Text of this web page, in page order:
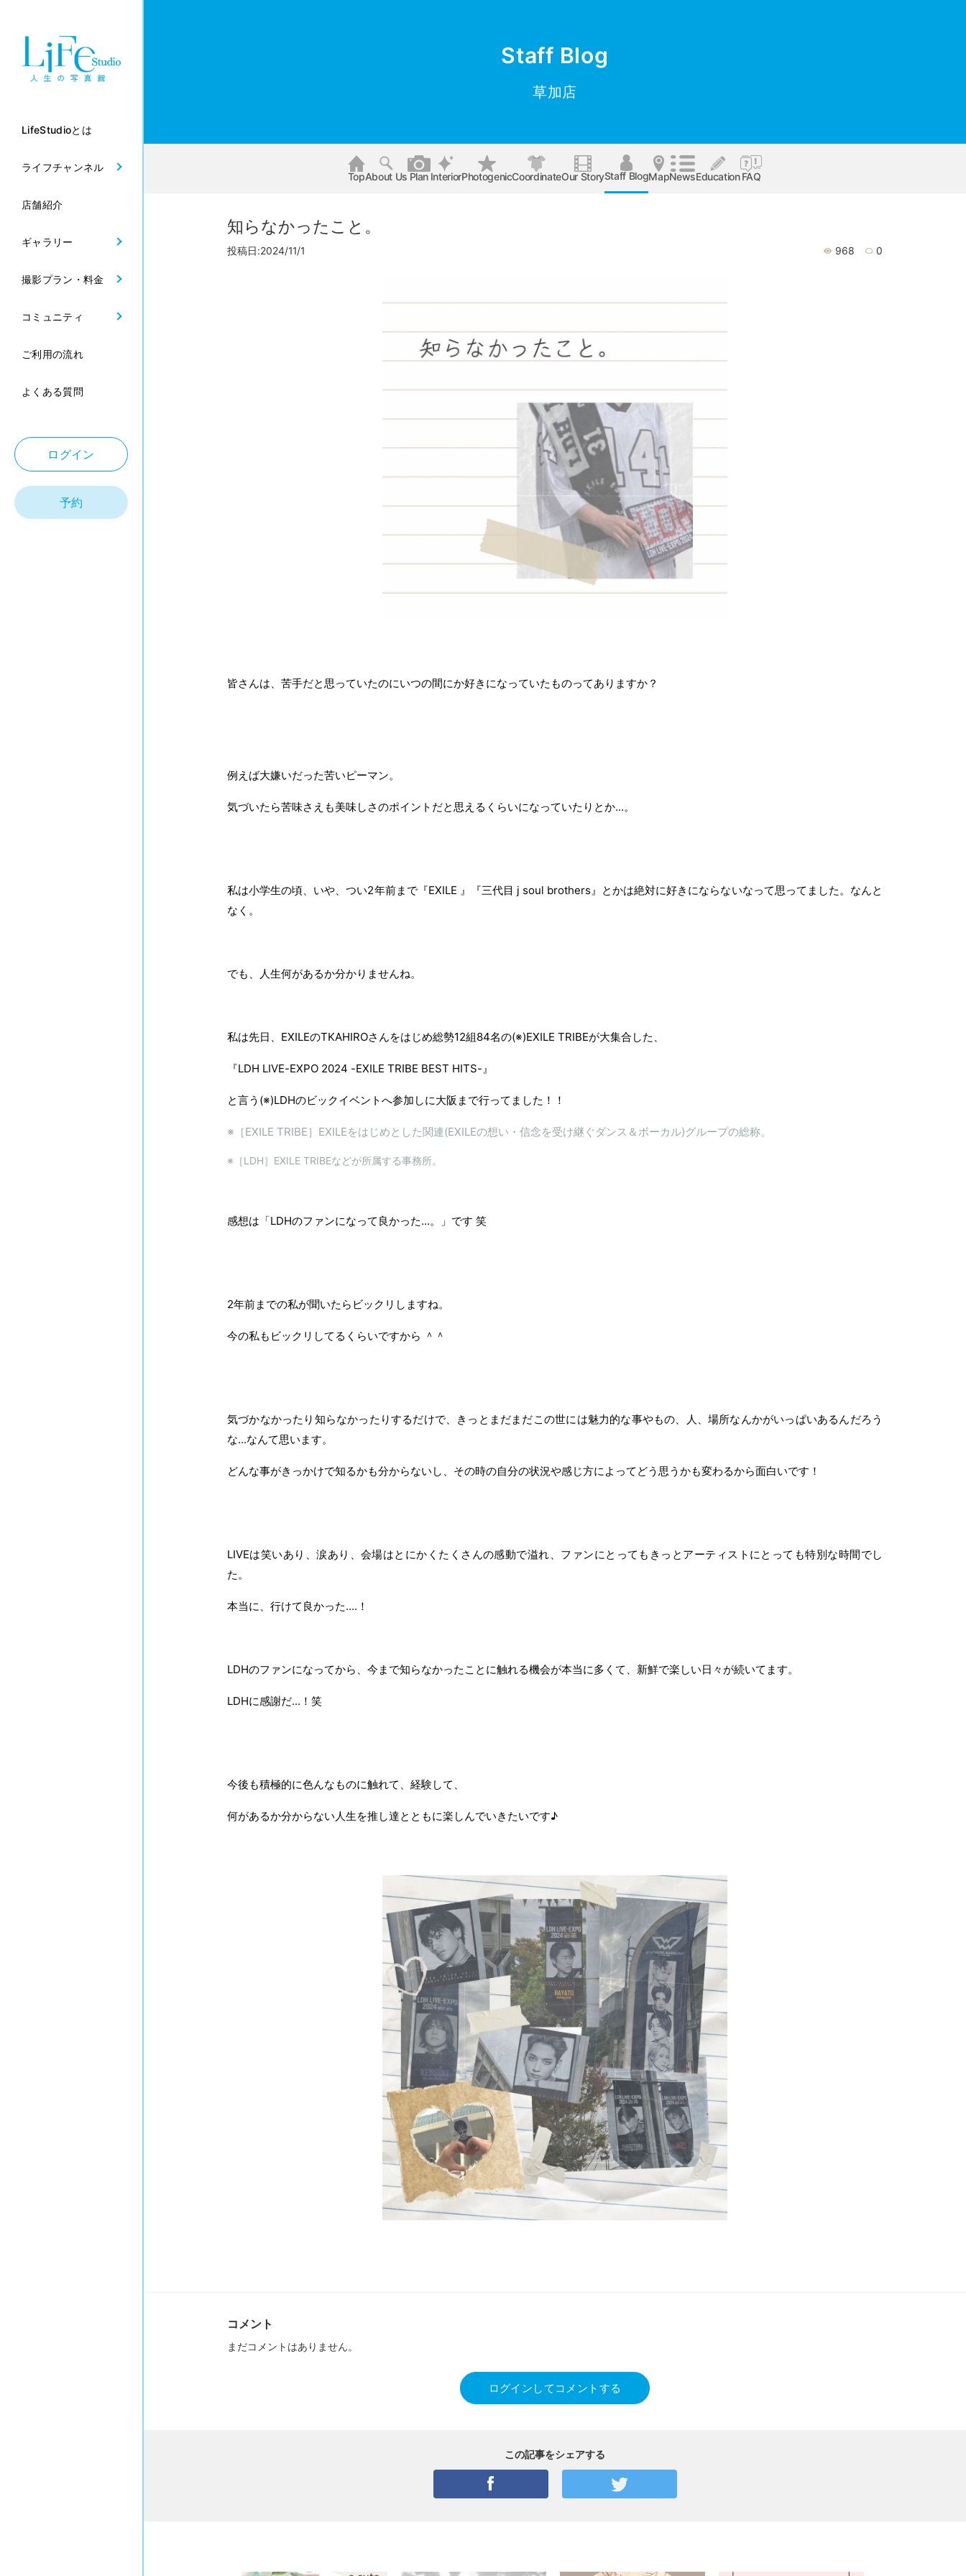
LifeStudioとは
ライフチャンネル
店舗紹介
ギャラリー
撮影プラン・料金
コミュニティ
ご利用の流れ
よくある質問
ログイン
予約
Staff Blog
草加店
TopAbout Us Plan InteriorPhotogenicCoordinateOur StoryStaff BlogMapNewsEducationFAQ
知らなかったこと。
投稿日:2024/11/1 968 0
皆さんは、苦手だと思っていたのにいつの間にか好きになっていたものってありますか？
例えば大嫌いだった苦いピーマン。
気づいたら苦味さえも美味しさのポイントだと思えるくらいになっていたりとか...。
私は小学生の頃、いや、つい2年前まで『EXILE 』『三代目 j soul brothers』とかは絶対に好きにならないなって思ってました。なんと
なく。
でも、人生何があるか分かりませんね。
私は先日、EXILEのTKAHIROさんをはじめ総勢12組84名の(※)EXILE TRIBEが大集合した、
『LDH LIVE-EXPO 2024 -EXILE TRIBE BEST HITS-』
と言う(※)LDHのビックイベントへ参加しに大阪まで行ってました！！
※［EXILE TRIBE］EXILEをはじめとした関連(EXILEの想い・信念を受け継ぐダンス＆ボーカル)グループの総称。
※［LDH］EXILE TRIBEなどが所属する事務所。
感想は「LDHのファンになって良かった...。」です 笑
2年前までの私が聞いたらビックリしますね。
今の私もビックリしてるくらいですから ＾＾
気づかなかったり知らなかったりするだけで、きっとまだまだこの世には魅力的な事やもの、人、場所なんかがいっぱいあるんだろう
な...なんて思います。
どんな事がきっかけで知るかも分からないし、その時の自分の状況や感じ方によってどう思うかも変わるから面白いです！
LIVEは笑いあり、涙あり、会場はとにかくたくさんの感動で溢れ、ファンにとってもきっとアーティストにとっても特別な時間でし
た。
本当に、行けて良かった....！
LDHのファンになってから、今まで知らなかったことに触れる機会が本当に多くて、新鮮で楽しい日々が続いてます。
LDHに感謝だ...！笑
今後も積極的に色んなものに触れて、経験して、
何があるか分からない人生を推し達とともに楽しんでいきたいです♪
コメント
まだコメントはありません。
ログインしてコメントする
この記事をシェアする